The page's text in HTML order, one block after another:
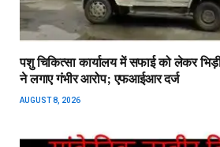
पशु चिकित्सा कार्यालय में सफाई को लेकर भिड़ीं
ने लगाए गंभीर आरोप; एफआईआर दर्ज
AUGUST 8, 2026